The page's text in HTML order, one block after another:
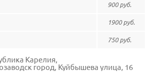
900 руб.
1900 руб.
750 руб.
Карелия,
город, Куйбышева улица, 16